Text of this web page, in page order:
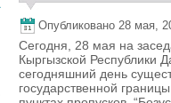
Опубликовано 28 мая,
Сегодня, 28 мая на
Кыргызской Республики
сегодняшний день
государственной